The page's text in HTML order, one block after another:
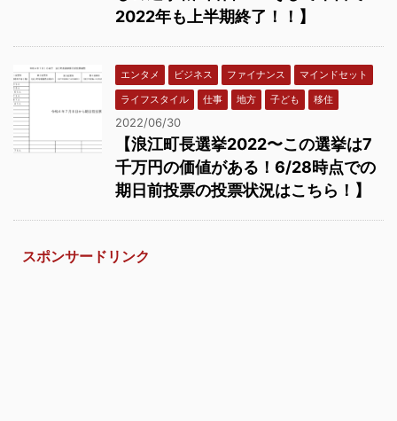
2022年も上半期終了！！】
エンタメ ビジネス ファイナンス
マインドセット
ライフスタイル
仕事 地方 子ども 移住
2022/06/30
【浪江町長選挙2022〜この選挙は7
千万円の価値がある！6/28時点での
期日前投票の投票状況はこちら！】
スポンサードリンク